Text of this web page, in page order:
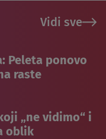
Vidi sve
Peleta ponovo
raste
„ne vidimo“ i
oblik